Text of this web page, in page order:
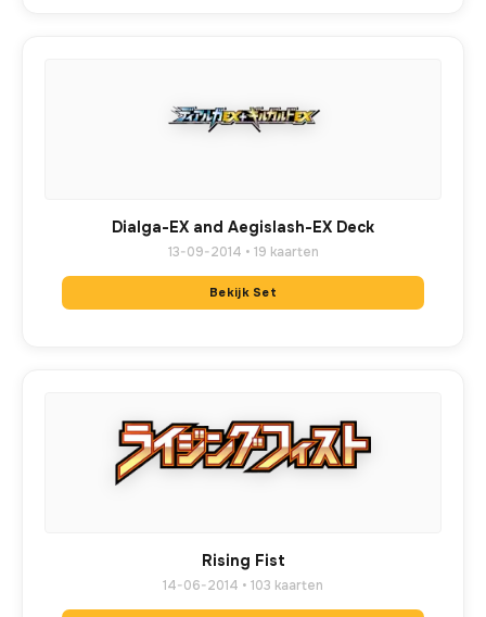
Dialga-EX and Aegislash-EX Deck
13-09-2014 • 19 kaarten
Bekijk Set
Rising Fist
14-06-2014 • 103 kaarten